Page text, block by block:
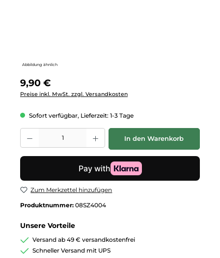
Abbildung ähnlich
Regulärer Preis:
9,90 €
Preise inkl. MwSt. zzgl. Versandkosten
Sofort verfügbar, Lieferzeit: 1-3 Tage
Produkt Anzahl: Gib den gewünschten Wert ein oder benutze die
In den Warenkorb
Zum Merkzettel hinzufügen
Produktnummer: 08SZ4004
Unsere Vorteile
Versand ab 49 € versandkostenfrei
Schneller Versand mit UPS